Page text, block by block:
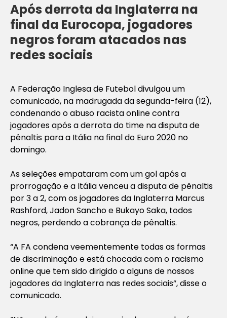
Após derrota da Inglaterra na
final da Eurocopa, jogadores
negros foram atacados nas
redes sociais
A Federação Inglesa de Futebol divulgou um
comunicado, na madrugada da segunda-feira (12),
condenando o abuso racista online contra
jogadores após a derrota do time na disputa de
pênaltis para a Itália na final do Euro 2020 no
domingo.
As seleções empataram com um gol após a
prorrogação e a Itália venceu a disputa de pênaltis
por 3 a 2, com os jogadores da Inglaterra Marcus
Rashford, Jadon Sancho e Bukayo Saka, todos
negros, perdendo a cobrança de pênaltis.
“A FA condena veementemente todas as formas
de discriminação e está chocada com o racismo
online que tem sido dirigido a alguns de nossos
jogadores da Inglaterra nas redes sociais”, disse o
comunicado.